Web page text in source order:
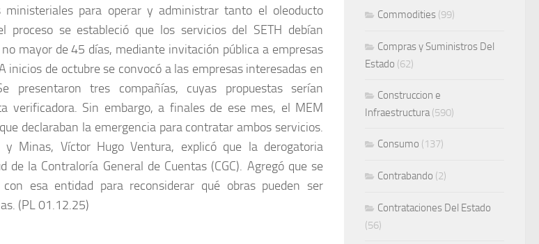
ministeriales para operar y administrar tanto el oleoducto
proceso se estableció que los servicios del SETH debían
mayor de 45 días, mediante invitación pública a empresas
inicios de octubre se convocó a las empresas interesadas en
presentaron tres compañías, cuyas propuestas serían
verificadora. Sin embargo, a finales de ese mes, el MEM
declaraban la emergencia para contratar ambos servicios.
Minas, Víctor Hugo Ventura, explicó que la derogatoria
de la Contraloría General de Cuentas (CGC). Agregó que se
esa entidad para reconsiderar qué obras pueden ser
(PL 01.12.25)
Commodities (99)
Compras y Suministros Del
Estado (62)
Construccion e
Infraestructura(590)
Consumo (137)
Contrabando (2)
Contrataciones Del Estado
(56)